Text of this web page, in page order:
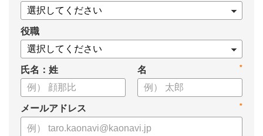
役職
氏名：姓 *
名
*
メールアドレス